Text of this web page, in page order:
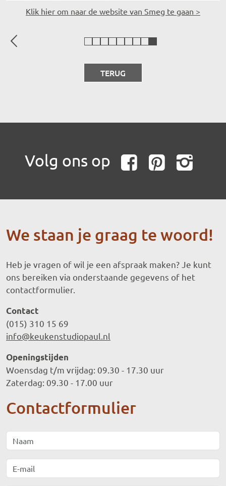
Klik hier om naar de website van Smeg te gaan >
Bora
Quooker
KitchenAid
Bosch
Gaggenau
Miele
NeffSiemens
TERUG
Volg ons op
We staan je graag te woord!
Heb je vragen of wil je een afspraak maken? Je kunt
ons bereiken via onderstaande gegevens of het
contactformulier.
Contact
(015) 310 15 69
info@keukenstudiopaul.nl
Openingstijden
Woensdag t/m vrijdag: 09.30 - 17.30 uur
Zaterdag: 09.30 - 17.00 uur
Contactformulier
Naam
E-mail